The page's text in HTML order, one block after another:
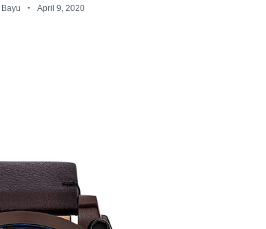
Bayu April 9, 2020